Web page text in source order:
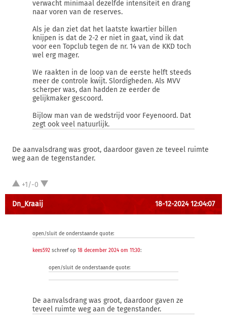
verwacht minimaal dezelfde intensiteit en drang
naar voren van de reserves.
Als je dan ziet dat het laatste kwartier billen
knijpen is dat de 2-2 er niet in gaat, vind ik dat
voor een Topclub tegen de nr. 14 van de KKD toch
wel erg mager.
We raakten in de loop van de eerste helft steeds
meer de controle kwijt. Slordigheden. Als MVV
scherper was, dan hadden ze eerder de
gelijkmaker gescoord.
Bijlow man van de wedstrijd voor Feyenoord. Dat
zegt ook veel natuurlijk.
De aanvalsdrang was groot, daardoor gaven ze teveel ruimte
weg aan de tegenstander.
+1/-0
Dn_Kraaij 18-12-2024 12:04:07
open/sluit de onderstaande quote:
kees592 schreef op 18 december 2024 om 11:30:
open/sluit de onderstaande quote:
De aanvalsdrang was groot, daardoor gaven ze
teveel ruimte weg aan de tegenstander.